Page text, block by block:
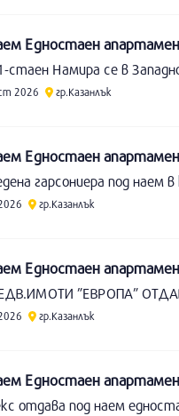
Едностаен
стаен Намира се в
2026 гр.Казанлък
Едностаен
гр.Казанлък
Едностаен
гр.Казанлък
Едностаен